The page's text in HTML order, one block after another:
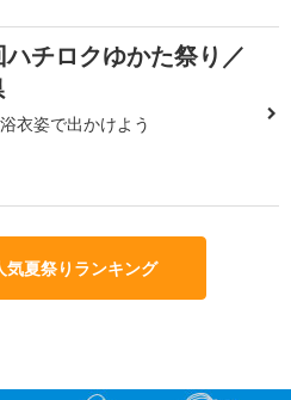
ハチロクゆかた祭り／
衣姿で出かけよう
気夏祭りランキング